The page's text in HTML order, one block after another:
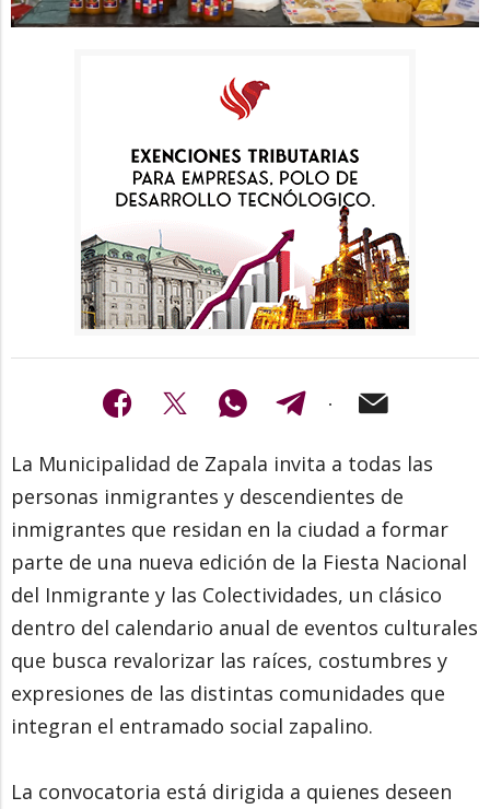
La Municipalidad de Zapala invita a todas las
personas inmigrantes y descendientes de
inmigrantes que residan en la ciudad a formar
parte de una nueva edición de la Fiesta Nacional
del Inmigrante y las Colectividades, un clásico
dentro del calendario anual de eventos culturales
que busca revalorizar las raíces, costumbres y
expresiones de las distintas comunidades que
integran el entramado social zapalino.
La convocatoria está dirigida a quienes deseen